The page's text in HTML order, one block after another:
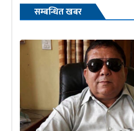
सम्बन्धित खबर